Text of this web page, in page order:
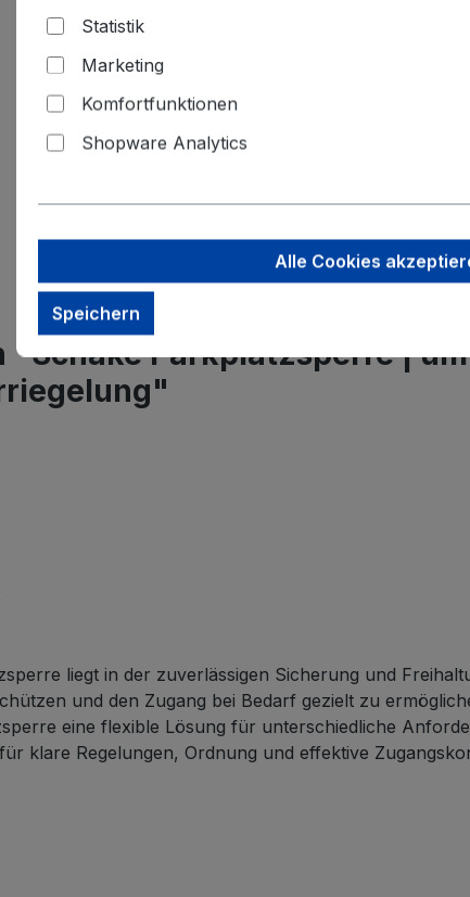
Parkplatzsperre |
liegt in der zuverlässigen Sicherung und
und den Zugang bei Bedarf gezielt zu
eine flexible Lösung für unterschiedliche
klare Regelungen, Ordnung und effektive
Statistik
Marketing
Komfortfunktionen
Shopware Analytics
Alle Cookies
Speichern